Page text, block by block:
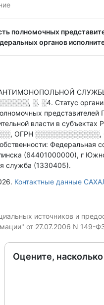
полномочных
органов
СЛУЖБЫ
░. ░4. Статус
власти в
, ОГРН ░░░░░░░░░░░░░,
Федеральная
(64401000000), г
служба (1330405).
Контактные данные
источников и
от 27.07.2006 N 149-
Оцените,